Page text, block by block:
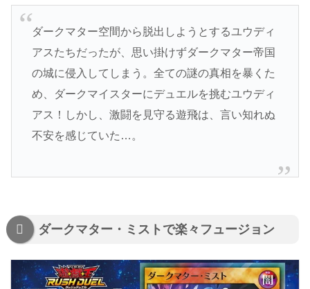
ダークマター空間から脱出しようとするユウディ
アスたちだったが、思い掛けずダークマター帝国
の城に侵入してしまう。全ての謎の真相を暴くた
め、ダークマイスターにデュエルを挑むユウディ
アス！しかし、激闘を見守る遊飛は、言い知れぬ
不安を感じていた…。
ダークマター・ミストで楽々フュージョン